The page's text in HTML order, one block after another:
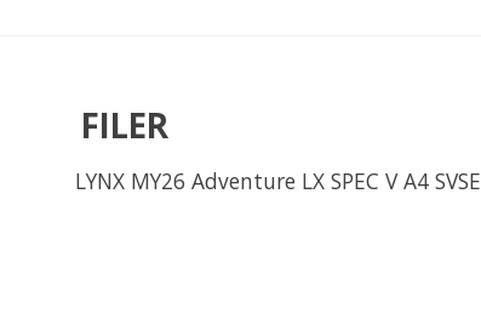
FILER
LYNX MY26 Adventure LX SPEC V A4 SVSE